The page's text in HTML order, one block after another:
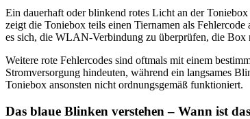
Ein dauerhaft oder blinkend rotes Licht an der
zeigt die Toniebox teils einen Tiernamen als
es sich, die WLAN-Verbindung zu überprüfen, die Box
Weitere rote Fehlercodes sind oftmals mit einem
Stromversorgung hindeuten, während ein langsames
Toniebox ansonsten nicht ordnungsgemäß funktioniert.
Das blaue Blinken verstehen – Wann ist